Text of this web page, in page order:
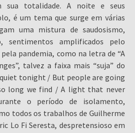
sua totalidade. A noite e seus
é um tema que surge em várias
uma mistura de saudosismo,
sentimentos amplificados pelo
pandemia, como na letra de “A
talvez a faixa mais “suja” do
tonight / But people are going
long we find / A light that never
o período de isolamento,
todos os trabalhos de Guilherme
Lo Fi Seresta, despretensioso em